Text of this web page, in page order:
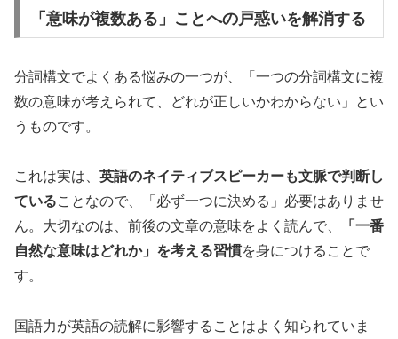
「意味が複数ある」ことへの戸惑いを解消する
分詞構文でよくある悩みの一つが、「一つの分詞構文に複
数の意味が考えられて、どれが正しいかわからない」とい
うものです。
これは実は、 英語のネイティブスピーカーも文脈で判断し
ていることなので、「必ず一つに決める」必要はありませ
ん。大切なのは、前後の文章の意味をよく読んで、
「一番
自然な意味はどれか」を考える習慣を身につけることで
す。
国語力が英語の読解に影響することはよく知られていま